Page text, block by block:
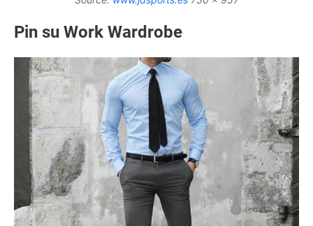
Pin su Work Wardrobe